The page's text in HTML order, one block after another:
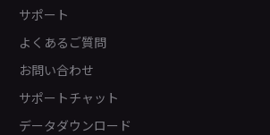
サポート
よくあるご質問
お問い合わせ
サポートチャット
データダウンロード